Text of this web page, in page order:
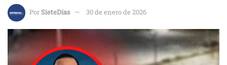
PorSieteDías 30 de enero de 2026